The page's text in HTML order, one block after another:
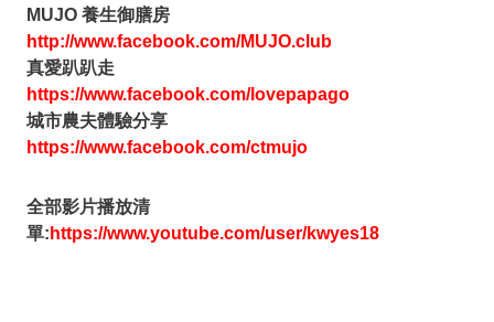
MUJO 養生御膳房
http://www.facebook.com/MUJO.club
真愛趴趴走
https://www.facebook.com/lovepapago
城市農夫體驗分享
https://www.facebook.com/ctmujo
全部影片播放清
單: https://www.youtube.com/user/kwyes18